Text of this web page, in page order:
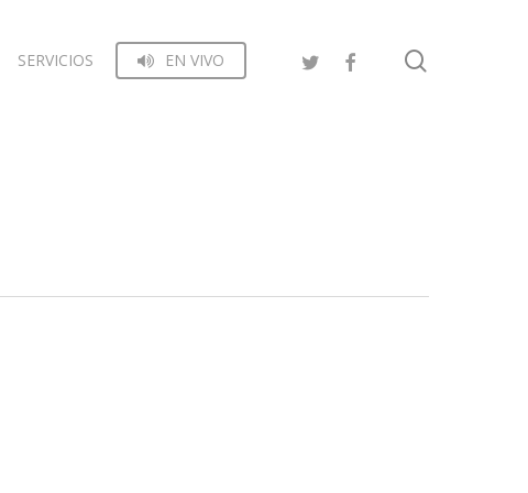
SERVICIOS EN VIVO